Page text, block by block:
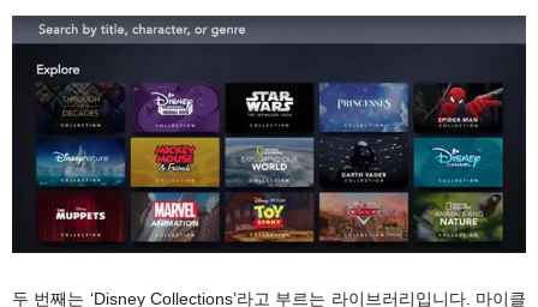
두 번째는 ‘Disney Collections’라고 부르는 라이브러리입니다. 마이클